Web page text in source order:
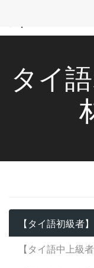
サービス
コンテンツ
ログイン
タイ
【タイ語初級者
【タイ語中上級